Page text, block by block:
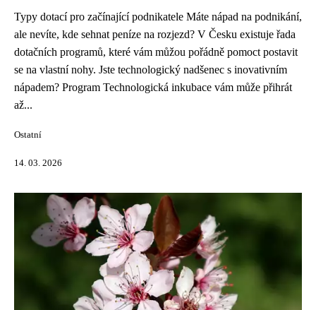
Typy dotací pro začínající podnikatele Máte nápad na podnikání,
ale nevíte, kde sehnat peníze na rozjezd? V Česku existuje řada
dotačních programů, které vám můžou pořádně pomoct postavit
se na vlastní nohy. Jste technologický nadšenec s inovativním
nápadem? Program Technologická inkubace vám může přihrát
až...
Ostatní
14. 03. 2026